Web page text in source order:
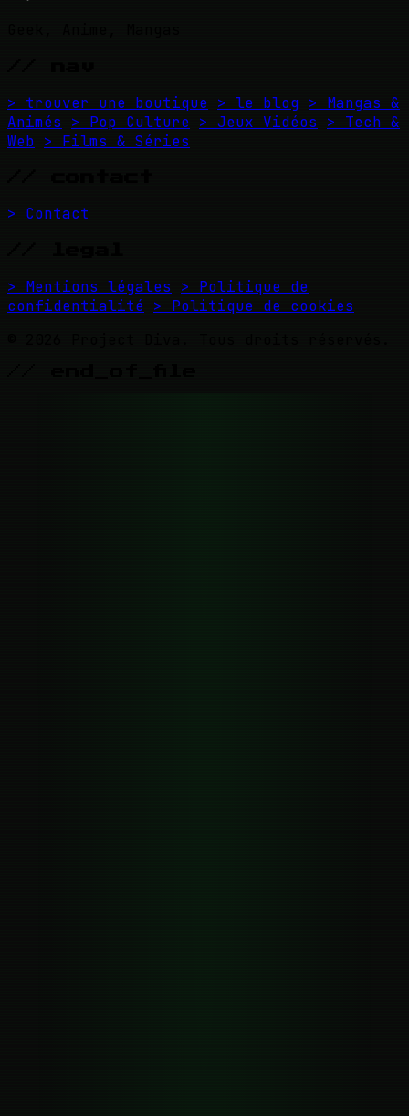
> trouver une boutique > le blog > Mangas &
Animés
> Pop Culture > Jeux Vidéos
> Tech &
Web > Films & Séries
> Contact
> Mentions légales
> Politique de
confidentialité > Politique de cookies